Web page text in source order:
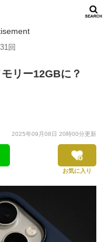
回
モリー12GBに？
2025年09月08日 20時00分更新
お気に入り